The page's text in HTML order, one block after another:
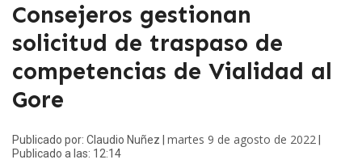
Consejeros gestionan
solicitud de traspaso de
competencias de Vialidad al
Gore
Publicado por: Claudio Nuñez | martes 9 de agosto de 2022
Publicado a las: 12:14